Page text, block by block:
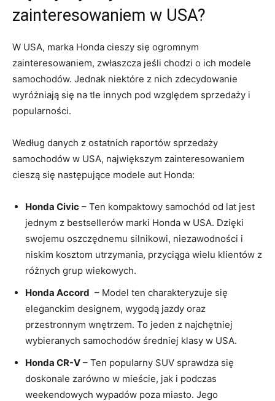
zainteresowaniem w USA?
W USA, marka Honda cieszy się ogromnym
zainteresowaniem, zwłaszcza jeśli chodzi ⁢o ich modele
samochodów. Jednak niektóre z nich zdecydowanie
wyróżniają się ‍na tle innych pod względem sprzedaży i
popularności.
Według danych z ostatnich raportów sprzedaży
samochodów w USA, największym zainteresowaniem
cieszą ⁢się‍ następujące modele ⁢aut Honda:
Honda Civic – Ten kompaktowy samochód od lat jest
jednym z​ bestsellerów marki Honda w⁣ USA. Dzięki
swojemu oszczędnemu silnikowi, niezawodności ⁤i
niskim kosztom utrzymania, przyciąga wielu klientów z
różnych grup wiekowych.
Honda Accord ‌ – Model ten charakteryzuje się
eleganckim designem, wygodą jazdy oraz
przestronnym wnętrzem. To jeden z najchętniej
wybieranych samochodów średniej klasy w USA.
Honda CR-V – ⁢Ten popularny SUV sprawdza się
doskonale zarówno w mieście, jak ⁢i podczas
weekendowych wypadów ⁢poza miasto. Jego